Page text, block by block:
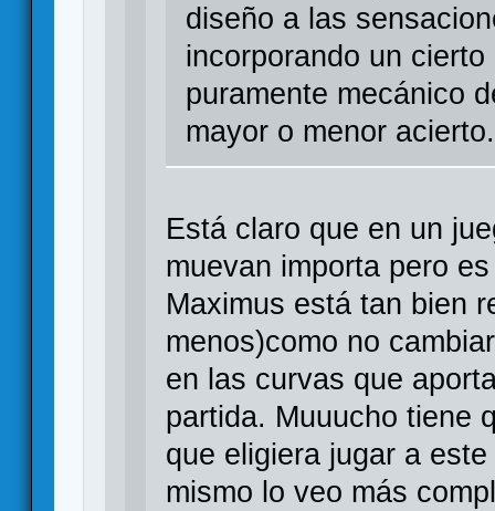
diseño a las
incorporando un
puramente mecánico
mayor o menor acierto.
Está claro que en un
muevan importa pero
Maximus está tan bien
menos)como no
en las curvas que
partida. Muuucho tiene
que eligiera jugar a
mismo lo veo más